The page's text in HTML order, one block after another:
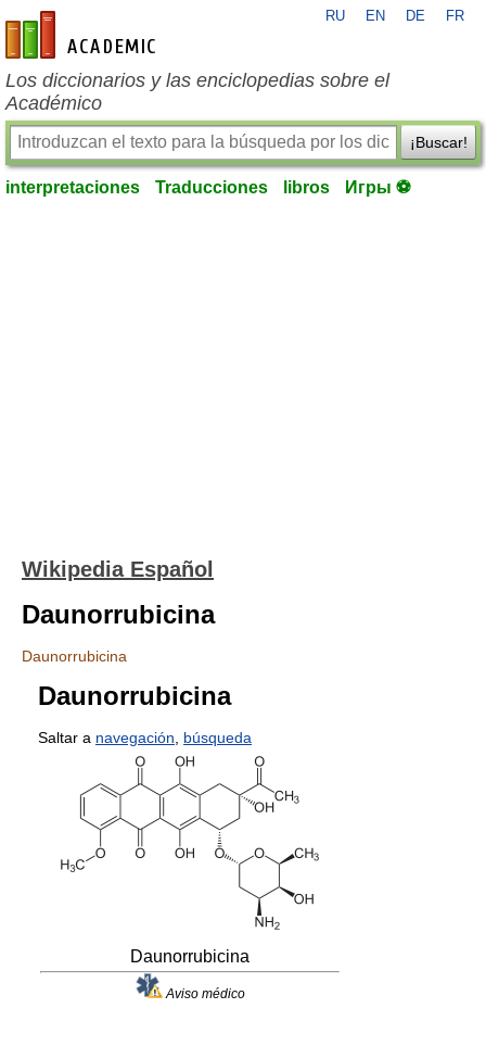
es-academic.com
RU EN DE FR
Los diccionarios y las enciclopedias sobre el
Académico
¡Buscar!
interpretaciones Traducciones libros Игры ⚽
Wikipedia Español
Daunorrubicina
Daunorrubicina
Daunorrubicina
Saltar a navegación búsqueda
Daunorrubicina
Aviso médico